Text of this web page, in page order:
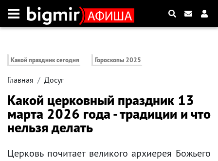
Какой праздник сегодня Гороскопы 2025
Главная Досуг
Какой церковный праздник 13
марта 2026 года - традиции и что
нельзя делать
Церковь почитает великого архиерея Божьего